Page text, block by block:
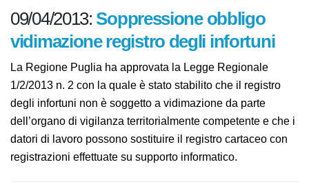
09/04/2013:Soppressione obbligo
vidimazione registro degli infortuni
La Regione Puglia ha approvata la Legge Regionale
1/2/2013 n. 2 con la quale è stato stabilito che il
registro degli infortuni non è soggetto a vidimazione da
parte dell’organo di vigilanza territorialmente
competente e che i datori di lavoro possono sostituire